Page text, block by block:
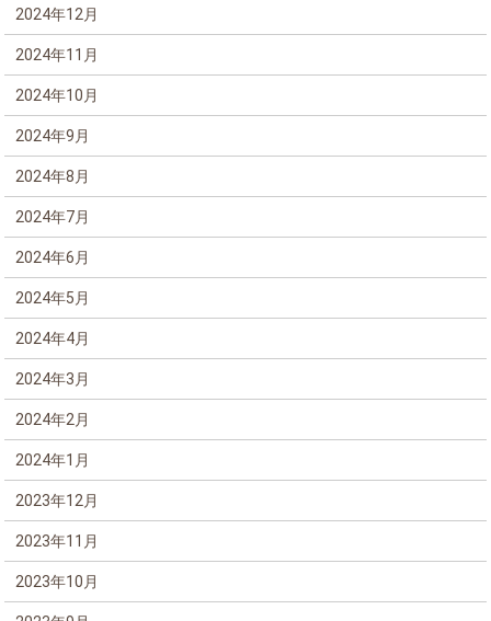
2024年12月
2024年11月
2024年10月
2024年9月
2024年8月
2024年7月
2024年6月
2024年5月
2024年4月
2024年3月
2024年2月
2024年1月
2023年12月
2023年11月
2023年10月